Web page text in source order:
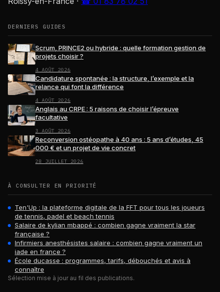
DERNIERS GUIDES
Scrum, PRINCE2 ou hybride : quelle formation gestion de
projets choisir ?
4 AOÛT 2026
Candidature spontanée : la structure, l’exemple et la
relance qui font la différence
4 AOÛT 2026
Anglais au CRPE : 5 raisons de choisir l’épreuve
facultative
3 AOÛT 2026
Reconversion ostéopathe à 40 ans : 5 ans d’études, 45
000 € et un projet de vie concret
28 JUILLET 2026
À CONSULTER EN PRIORITÉ
Ten'Up : la plateforme digitale de la FFT pour tous les joueurs
de tennis, padel et beach tennis
Salaire de kylian mbappé : combien gagne vraiment la star
française ?
Infirmiers anesthésistes salaire : combien gagne vraiment un
iade en france ?
École ducasse : programmes, tarifs, débouchés et avis à
connaître
Sélection mise à jour au fil des publications.